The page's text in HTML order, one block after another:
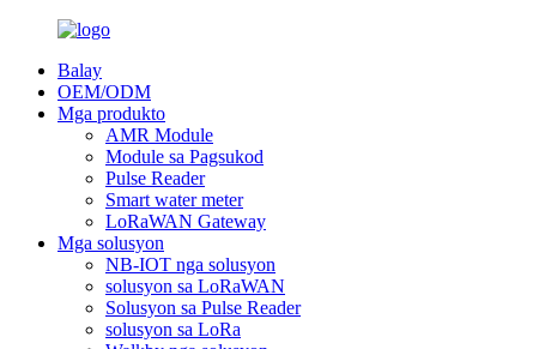
Balay
OEM/ODM
Mga produkto
AMR Module
Module sa Pagsukod
Pulse Reader
Smart water meter
LoRaWAN Gateway
Mga solusyon
NB-IOT nga solusyon
solusyon sa LoRaWAN
Solusyon sa Pulse Reader
solusyon sa LoRa